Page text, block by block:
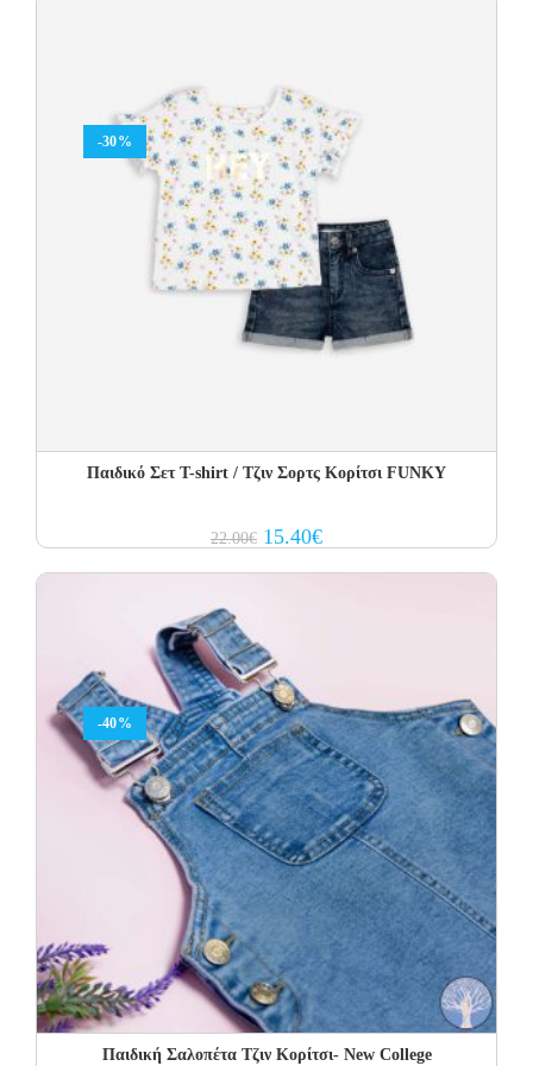
-30%
Παιδικό Σετ T-shirt / Τζιν Σορτς Κορίτσι FUNKY
22.00€ Original
price
15.40€Current
price
-40%
Παιδική Σαλοπέτα Τζιν Κορίτσι- New College